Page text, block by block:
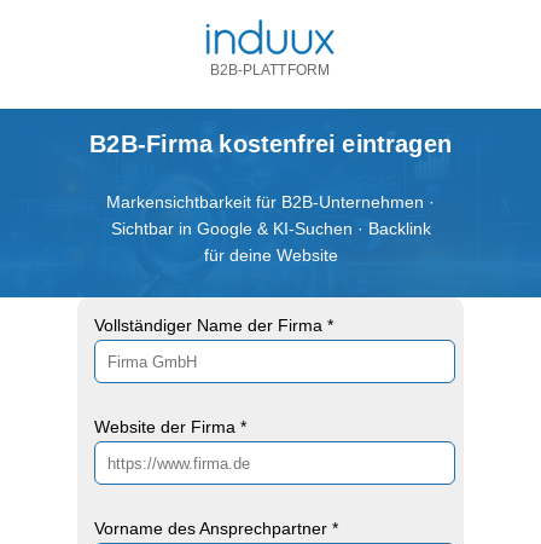
B2B-Firma kostenfrei eintragen
B2B-PLATTFORM
Vollständiger Name der Firma *
Website der Firma *
Vorname des Ansprechpartner *
Markensichtbarkeit für B2B-Unternehmen ·
Sichtbar in Google & KI-Suchen · Backlink
für deine Website